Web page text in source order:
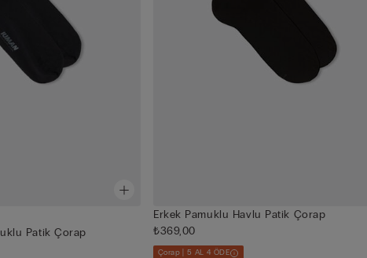
Patik Çorap
Erkek Pamuklu Havlu Patik Çorap
₺369,00
Çorap | 5 AL 4 ÖDE